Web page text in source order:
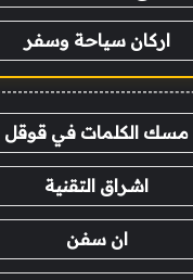
اركان سياحة وسفر
مسك الكلمات في قوقل
اشراق التقنية
ان سفن